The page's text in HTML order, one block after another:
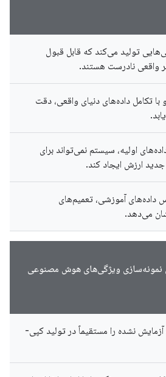
تولید می‌کند که قابل قبول
نادرست هستند.
داده‌های دنیای واقعی، دقت
اولیه، سیستم نمی‌تواند برای
ارزش ایجاد کند.
آموزشی، تعمیم‌های
می‌دهد.
ویژگی‌های هوش مصنوعی
نشده را مستقیماً در تولید کپی-